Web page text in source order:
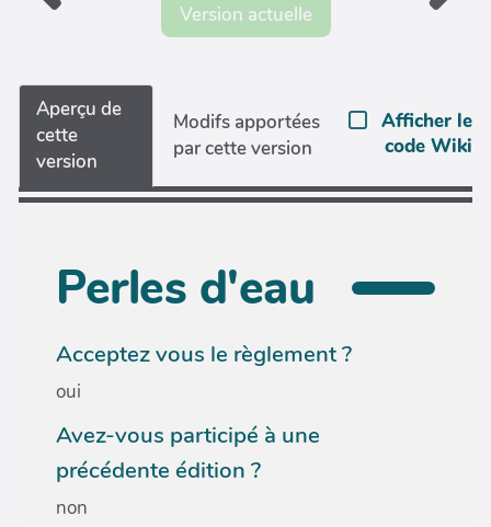
Version actuelle
Aperçu de
cette
version
Modifs apportées
par cette version
Afficher le
code Wiki
Perles d'eau
Acceptez vous le règlement ?
oui
Avez-vous participé à une
précédente édition ?
non